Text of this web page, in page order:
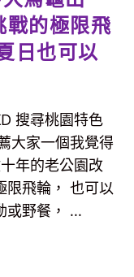
戰的極限飛
日也可以
搜尋桃園特色
大家一個我覺得
年的老公園改
限飛輪， 也可以
或野餐， ...